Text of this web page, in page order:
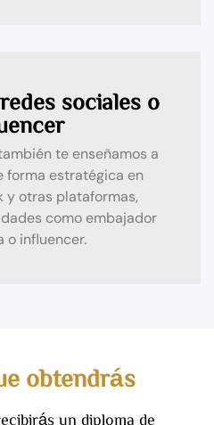
sociales o
te enseñamos a
forma estratégica en
y otras plataformas,
como embajador
o influencer.
obtendrás
un diploma de